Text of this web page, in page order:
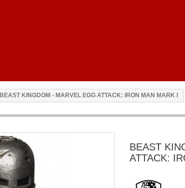
BEAST KINGDOM - MARVEL EGG ATTACK: IRON MAN MARK I
BEAST
ATTACK: